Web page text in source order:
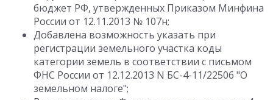
бюджет РФ, утвержденных Приказом Минфина
России от 12.11.2013 № 107н;
Добавлена возможность указать при
регистрации земельного участка коды
категории земель в соответствии с письмом
ФНС России от 12.12.2013 N БС-4-11/22506 "О
земельном налоге";